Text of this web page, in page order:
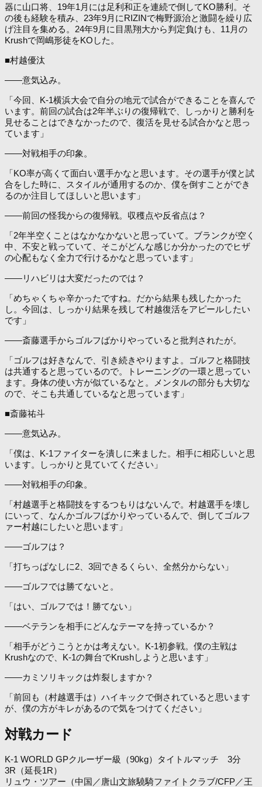
器に山口将、19年1月には足利和正を連続で倒してKO勝利。そ
の後も経験を積み、23年9月にRIZINで梅野源治と激闘を繰り広
げ注目を集める。24年9月に目黒翔大から判定負けも、11月の
Krushで岡嶋形徒をKOした。
■村越優汰
――意気込み。
「今回、K-1横浜大会で自分の地元で試合ができることを喜んで
います。前回の試合は2年半ぶりの復帰戦で、しっかりと勝利を
見せることはできなかったので、復活を見せる試合かなと思っ
ています」
――対戦相手の印象。
「KO率が高くて面白い選手かなと思います。その選手が僕と試
合をした時に、スタイルが通用するのか、僕を倒すことができ
るのか注目してほしいと思います」
――前回の怪我からの復帰戦。収穫点や反省点は？
「2年半空くことはなかなかないと思っていて。ブランクが空く
中、不安と戦っていて、そこがどんな感じか分かったのでヒザ
の心配もなく全力で行けるかなと思っています」
――リハビリは大変だったのでは？
「めちゃくちゃ辛かったですね。だから結果も残したかった
し。今回は、しっかり結果を残して村越復活をアピールしたい
です」
――斎藤選手からゴルフばかりやっていると批判されたが。
「ゴルフは好きなんで、引き続きやりますよ。ゴルフと格闘技
は共通すると思っているので。トレーニングの一環と思ってい
ます。身体の使い方が似ているなと。メンタルの部分も大切な
ので、そこも共通しているなと思っています」
■斎藤祐斗
――意気込み。
「僕は、K-1ファイターを潰しに来ました。相手に相応しいと思
います。しっかりと見ていてください」
――対戦相手の印象。
「村越選手と格闘技をするつもりはないんで。村越選手を壊し
にいって、なんかゴルフばかりやっているんで、倒してゴルフ
ァー村越にしたいと思います」
――ゴルフは？
「打ちっぱなしに2、3回できるくらい、全然分からない」
――ゴルフでは勝てないと。
「はい、ゴルフでは！勝てない」
――ベテランを相手にどんなテーマを持っているか？
「相手がどうこうとかは考えない。K-1初参戦。僕の主戦は
Krushなので、K-1の舞台でKrushしようと思います」
――カミソリキックは炸裂しますか？
「前回も（村越選手は）ハイキックで倒されていると思います
が、僕の方がキレがあるので気をつけてください」
対戦カード
K-1 WORLD GPクルーザー級（90kg）タイトルマッチ 3分
3R（延長1R）
リュウ・ツアー（中国／唐山文旅驍騎ファイトクラブ/CFP／王